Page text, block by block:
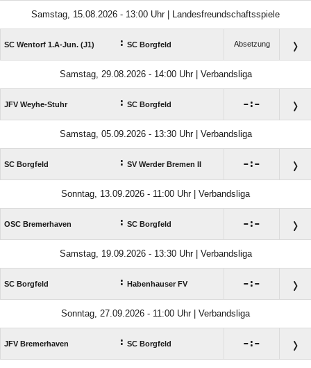
Samstag, 15.08.2026 - 13:00 Uhr | Landesfreundschaftsspiele
SC Wentorf 1.A-Jun. (J1) : SC Borgfeld Absetzung
Samstag, 29.08.2026 - 14:00 Uhr | Verbandsliga
JFV Weyhe-Stuhr : SC Borgfeld :
Samstag, 05.09.2026 - 13:30 Uhr | Verbandsliga
SC Borgfeld : SV Werder Bremen II :
Sonntag, 13.09.2026 - 11:00 Uhr | Verbandsliga
OSC Bremerhaven : SC Borgfeld :
Samstag, 19.09.2026 - 13:30 Uhr | Verbandsliga
SC Borgfeld : Habenhauser FV :
Sonntag, 27.09.2026 - 11:00 Uhr | Verbandsliga
JFV Bremerhaven : SC Borgfeld :